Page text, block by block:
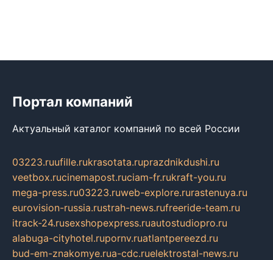
Портал компаний
Актуальный каталог компаний по всей России
03223.ruufille.rukrasotata.ruprazdnikdushi.ru
veetbox.rucinemapost.ruciam-fr.rukraft-you.ru
mega-press.ru03223.ruweb-explore.rurastenuya.ru
eurovision-russia.rustrah-news.rufreeride-team.ru
itrack-24.rusexshopexpress.ruautostudiopro.ru
alabuga-cityhotel.rupornv.ruatlantpereezd.ru
bud-em-znakomye.rua-cdc.ruelektrostal-news.ru